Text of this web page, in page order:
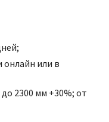
онлайн или в
2300 мм +30%; от